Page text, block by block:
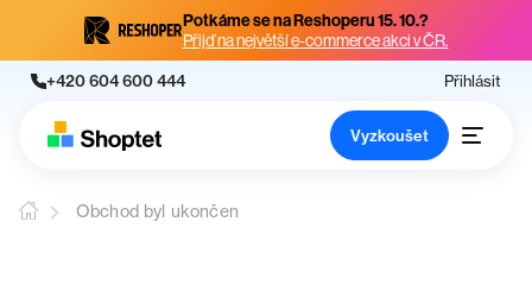
Potkáme se na Reshoperu 15. 10.?
Přijď na největší e-commerce akci v ČR.
+420 604 600 444 Přihlásit
Vyzkoušet
Obchod byl ukončen